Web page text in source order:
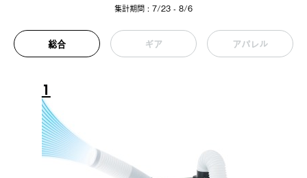
集計期間 : 7/23 - 8/6
総合 ギア アパレル
1